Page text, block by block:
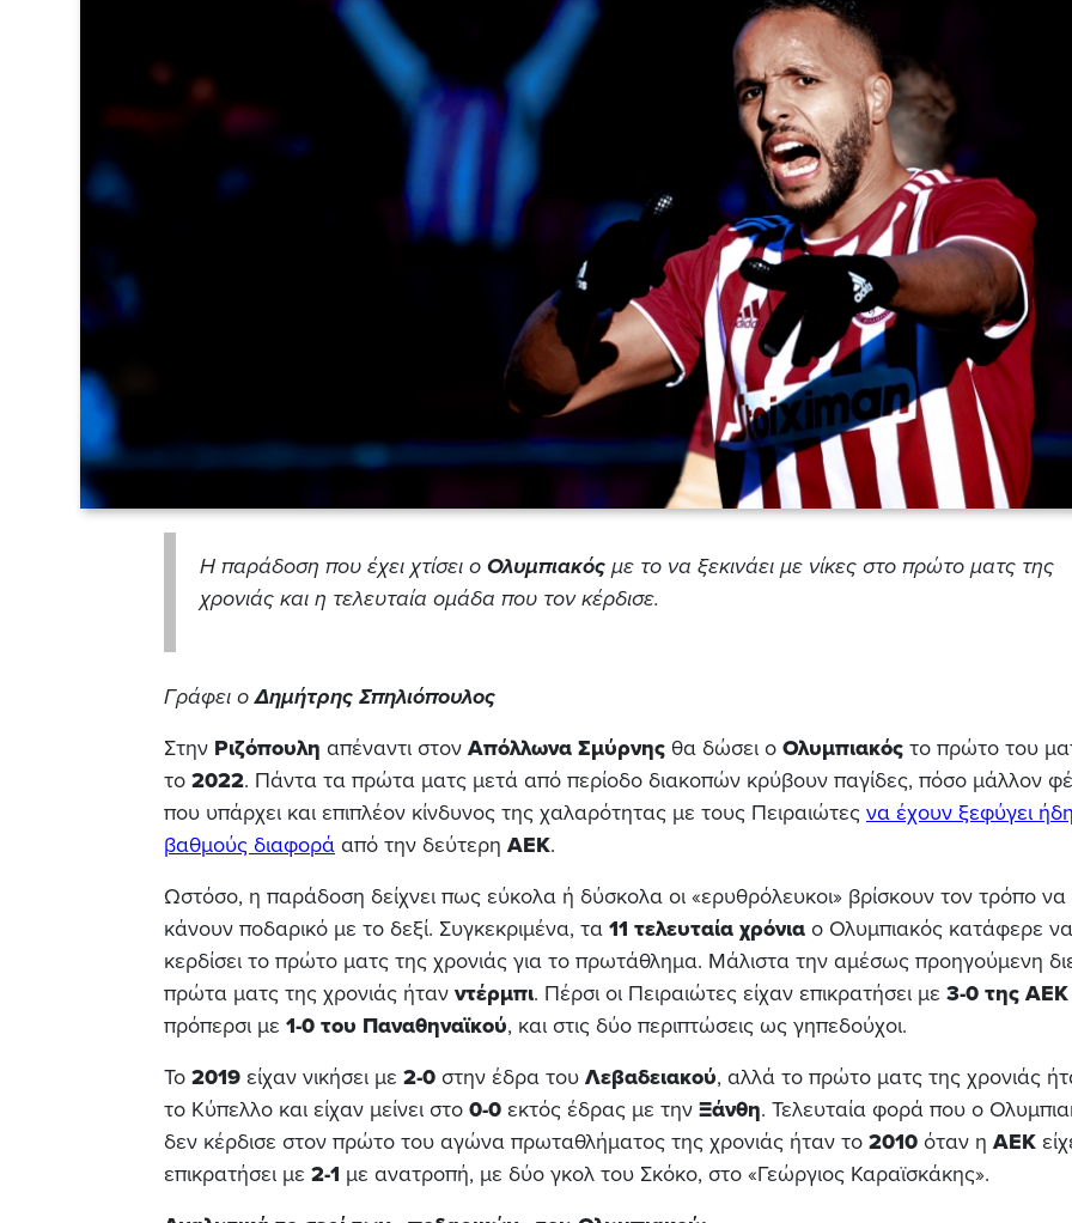
Η παράδοση που έχει χτίσει ο Ολυμπιακός με το να ξεκινάει με νίκες στο πρώτο ματς της
χρονιάς και η τελευταία ομάδα που τον κέρδισε.
Γράφει οΔημήτρης Σπηλιόπουλος
Στην Ριζόπουλη απέναντι στον Απόλλωνα Σμύρνης θα δώσει ο Ολυμπιακός το πρώτο του
το 2022. Πάντα τα πρώτα ματς μετά από περίοδο διακοπών κρύβουν παγίδες, πόσο μάλλον
που υπάρχει και επιπλέον κίνδυνος της χαλαρότητας με τους Πειραιώτες να έχουν ξεφύγει
βαθμούς διαφορά από την δεύτερη ΑΕΚ.
Ωστόσο, η παράδοση δείχνει πως εύκολα ή δύσκολα οι «ερυθρόλευκοι» βρίσκουν τον τρόπο να
κάνουν ποδαρικό με το δεξί. Συγκεκριμένα, τα 11 τελευταία χρόνια ο Ολυμπιακός κατάφερε να
κερδίσει το πρώτο ματς της χρονιάς για το πρωτάθλημα. Μάλιστα την αμέσως προηγούμενη
πρώτα ματς της χρονιάς ήταν ντέρμπι. Πέρσι οι Πειραιώτες είχαν επικρατήσει με 3-0 της ΑΕΚ
πρόπερσι με 1-0 του Παναθηναϊκού, και στις δύο περιπτώσεις ως γηπεδούχοι.
Το 2019 είχαν νικήσει με 2-0 στην έδρα του Λεβαδειακού, αλλά το πρώτο ματς της χρονιάς
το Κύπελλο και είχαν μείνει στο 0-0 εκτός έδρας με την Ξάνθη. Τελευταία φορά που ο
δεν κέρδισε στον πρώτο του αγώνα πρωταθλήματος της χρονιάς ήταν το 2010 όταν η ΑΕΚ
επικρατήσει με 2-1 με ανατροπή, με δύο γκολ του Σκόκο, στο «Γεώργιος Καραϊσκάκης».